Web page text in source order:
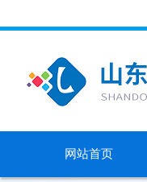
网站首页